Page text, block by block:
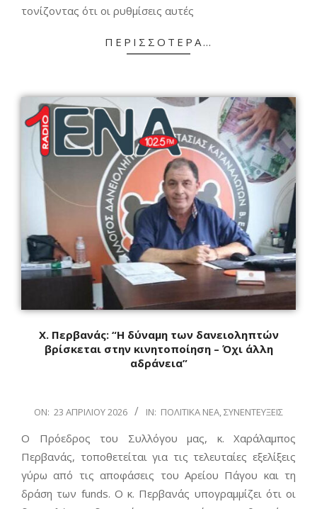
τονίζοντας ότι οι ρυθμίσεις αυτές
ΠΕΡΙΣΣΌΤΕΡΑ…
Χ. Περβανάς: “Η δύναμη των δανειοληπτών
βρίσκεται στην κινητοποίηση – Όχι άλλη
αδράνεια”
2026-
ON: 23 ΑΠΡΙΛΊΟΥ 2026 IN: ΠΟΛΙΤΙΚΆ ΝΈΑ,ΣΥΝΕΝΤΕΎΞΕΙΣ
Ο Πρόεδρος του Συλλόγου μας, κ. Χαράλαμπος
Περβανάς, τοποθετείται για τις τελευταίες εξελίξεις
γύρω από τις αποφάσεις του Αρείου Πάγου και τη
δράση των funds. Ο κ. Περβανάς υπογραμμίζει ότι οι